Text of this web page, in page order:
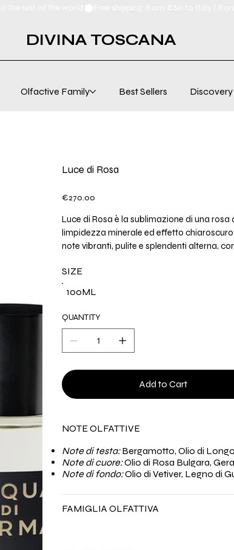
Olfactive Family Best Sellers Discovery
DIVINA TOSCANA
Luce di Rosa
Price
€270.00
Luce di Rosa è la sublimazione di una
limpidezza minerale ed effetto
note vibranti, pulite e splendenti alterna,
100ML
SIZE
QUANTITY
Add to Cart
NOTE OLFATTIVE
Note di testa:Bergamotto, Olio di
Note di cuore:Olio di Rosa Bulgara,
Note di fondo:Olio di Vetiver, Legno di
FAMIGLIA OLFATTIVA